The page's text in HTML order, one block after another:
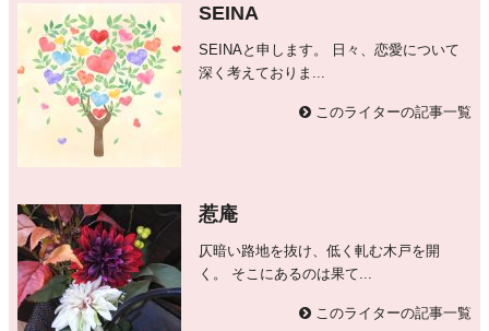
SEINA
SEINAと申します。 日々、恋愛について
深く考えておりま...
このライターの記事一覧
惹庵
仄暗い路地を抜け、低く軋む木戸を開
く。 そこにあるのは果て...
このライターの記事一覧